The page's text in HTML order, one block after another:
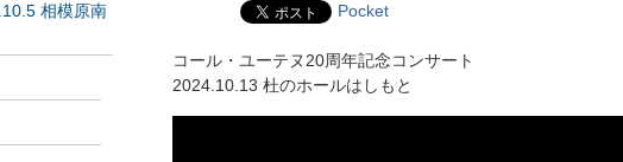
Pocket
コール・ユーテヌ20周年記念コンサート
2024.10.13 杜のホールはしもと
相模原南